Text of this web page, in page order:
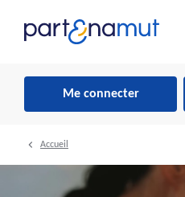
Me connecter
Accueil